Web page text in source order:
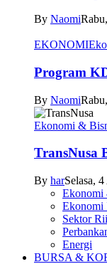
By Naomi
EKONOMI
Program
By Naomi
Ekonomi &
TransNusa
By harSelasa,
Ekonomi
Ekonomi
Sektor
Energi
BURSA &